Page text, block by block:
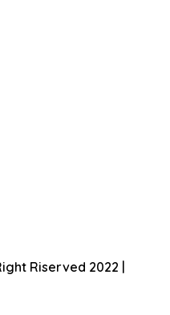
Riserved 2022 |